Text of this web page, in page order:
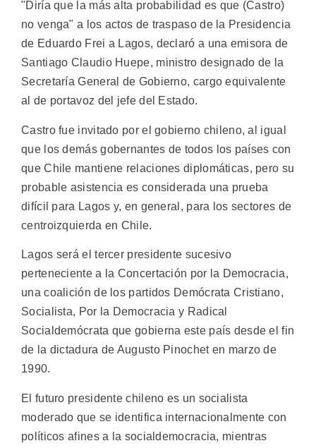
"Diría que la más alta probabilidad es que (Castro)
no venga" a los actos de traspaso de la Presidencia
de Eduardo Frei a Lagos, declaró a una emisora de
Santiago Claudio Huepe, ministro designado de la
Secretaría General de Gobierno, cargo equivalente
al de portavoz del jefe del Estado.
Castro fue invitado por el gobierno chileno, al igual
que los demás gobernantes de todos los países con
que Chile mantiene relaciones diplomáticas, pero su
probable asistencia es considerada una prueba
difícil para Lagos y, en general, para los sectores de
centroizquierda en Chile.
Lagos será el tercer presidente sucesivo
perteneciente a la Concertación por la Democracia,
una coalición de los partidos Demócrata Cristiano,
Socialista, Por la Democracia y Radical
Socialdemócrata que gobierna este país desde el fin
de la dictadura de Augusto Pinochet en marzo de
1990.
El futuro presidente chileno es un socialista
moderado que se identifica internacionalmente con
políticos afines a la socialdemocracia, mientras